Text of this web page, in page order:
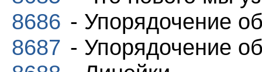
8686 - Упорядочение
8687 - Упорядочение